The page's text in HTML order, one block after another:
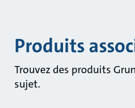
Produits
Trouvez des produits
sujet.